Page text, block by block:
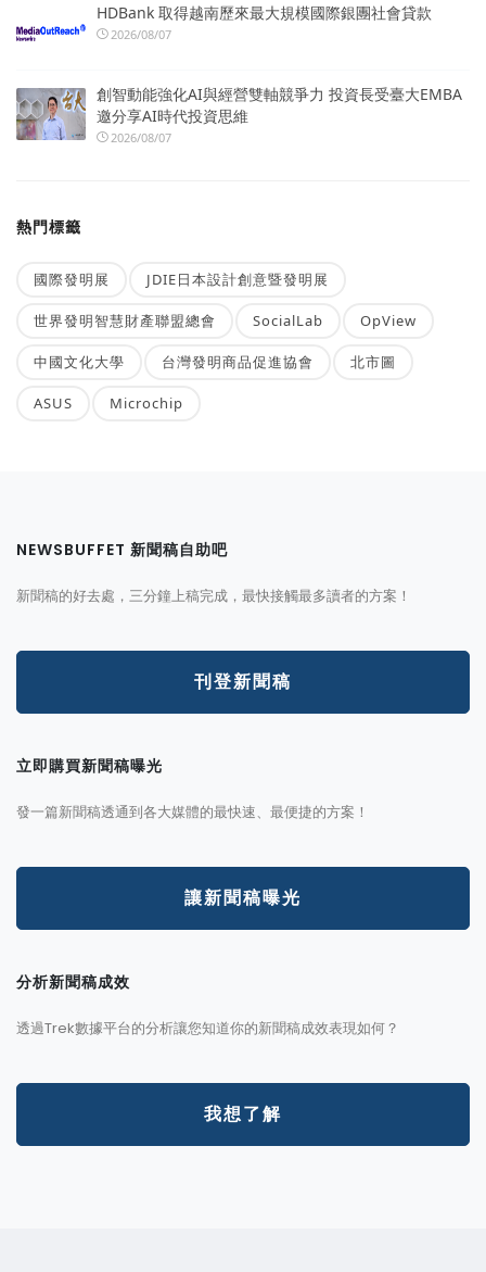
HDBank 取得越南歷來最大規模國際銀團社會貸款
2026/08/07
創智動能強化AI與經營雙軸競爭力 投資長受臺大EMBA
邀分享AI時代投資思維
2026/08/07
熱門標籤
國際發明展 JDIE日本設計創意暨發明展
世界發明智慧財產聯盟總會 SocialLab OpView
中國文化大學 台灣發明商品促進協會 北市圖
ASUS Microchip
NEWSBUFFET 新聞稿自助吧
新聞稿的好去處，三分鐘上稿完成，最快接觸最多讀者的方案！
刊登新聞稿
立即購買新聞稿曝光
發一篇新聞稿透通到各大媒體的最快速、最便捷的方案！
讓新聞稿曝光
分析新聞稿成效
透過Trek數據平台的分析讓您知道你的新聞稿成效表現如何？
我想了解